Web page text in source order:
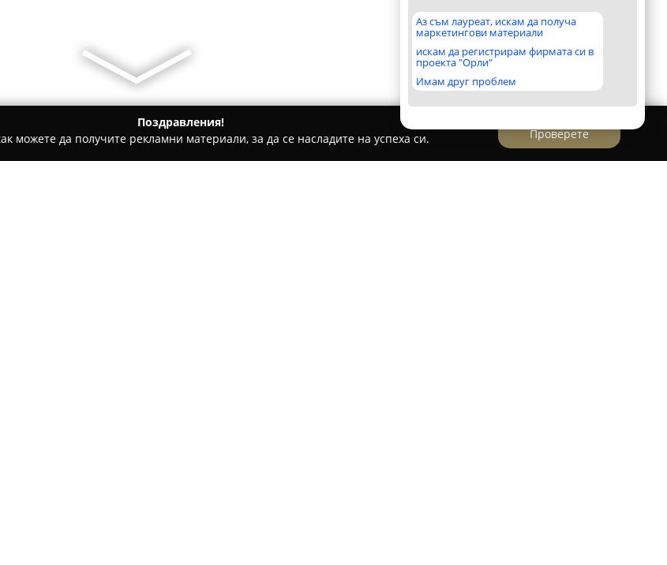
Аз съм лауреат, искам да получа
маркетингови материали
искам да регистрирам фирмата си в
проекта "Орли"
Имам друг проблем
Поздравления!
можете да получите рекламни материали, за да се насладите на успеха си.
Проверете